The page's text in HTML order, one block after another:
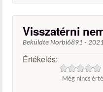
Visszatérni
Beküldte Norbi6891 -
Értékelés:
Még nincs